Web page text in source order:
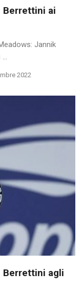
Berrettini ai
Jannik
2022
Berrettini agli